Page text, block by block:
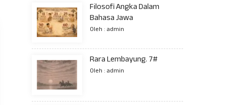
Filosofi Angka Dalam
Bahasa Jawa
Oleh : admin
Rara Lembayung. 7#
Oleh : admin